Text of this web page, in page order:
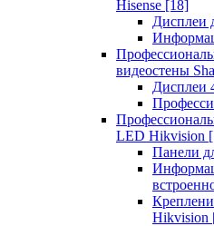
Hisense [18]
Дисплеи
видеостены
Дисплеи
LED Hikvision
Панели
Hikvision